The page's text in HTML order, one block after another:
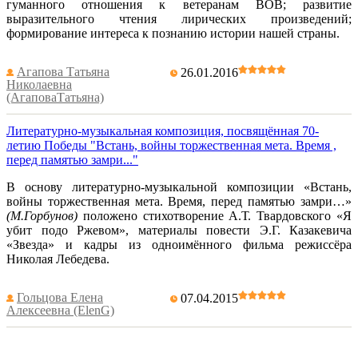
гуманного отношения к ветеранам ВОВ; развитие
выразительного чтения лирических произведений;
формирование интереса к познанию истории нашей страны.
Агапова Татьяна
Николаевна
(АгаповаТатьяна)
26.01.2016
Литературно-музыкальная композиция, посвящённая 70-
летию Победы "Встань, войны торжественная мета. Время ,
перед памятью замри..."
В основу литературно-музыкальной композиции «Встань,
войны торжественная мета. Время, перед памятью замри…»
(М.Горбунов) положено стихотворение А.Т. Твардовского «Я
убит подо Ржевом», материалы повести Э.Г. Казакевича
«Звезда» и кадры из одноимённого фильма режиссёра
Николая Лебедева.
Гольцова Елена
Алексеевна (ElenG)
07.04.2015